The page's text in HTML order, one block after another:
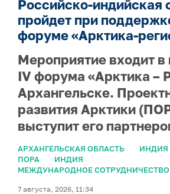
Российско-индийская
пройдет при
форуме «Арктика-
Мероприятие входит
IV форума «Арктика –
Архангельске.
развития Арктики
выступит его
АРХАНГЕЛЬСКАЯ ОБЛАСТЬ
ИНДИЯ
ПОРА
ИНДИЯ
МЕЖДУНАРОДНОЕ СОТРУДНИЧЕСТВО
7 августа, 2026, 11:34